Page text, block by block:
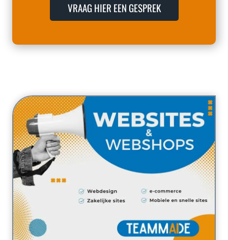
VRAAG HIER EEN GESPREK